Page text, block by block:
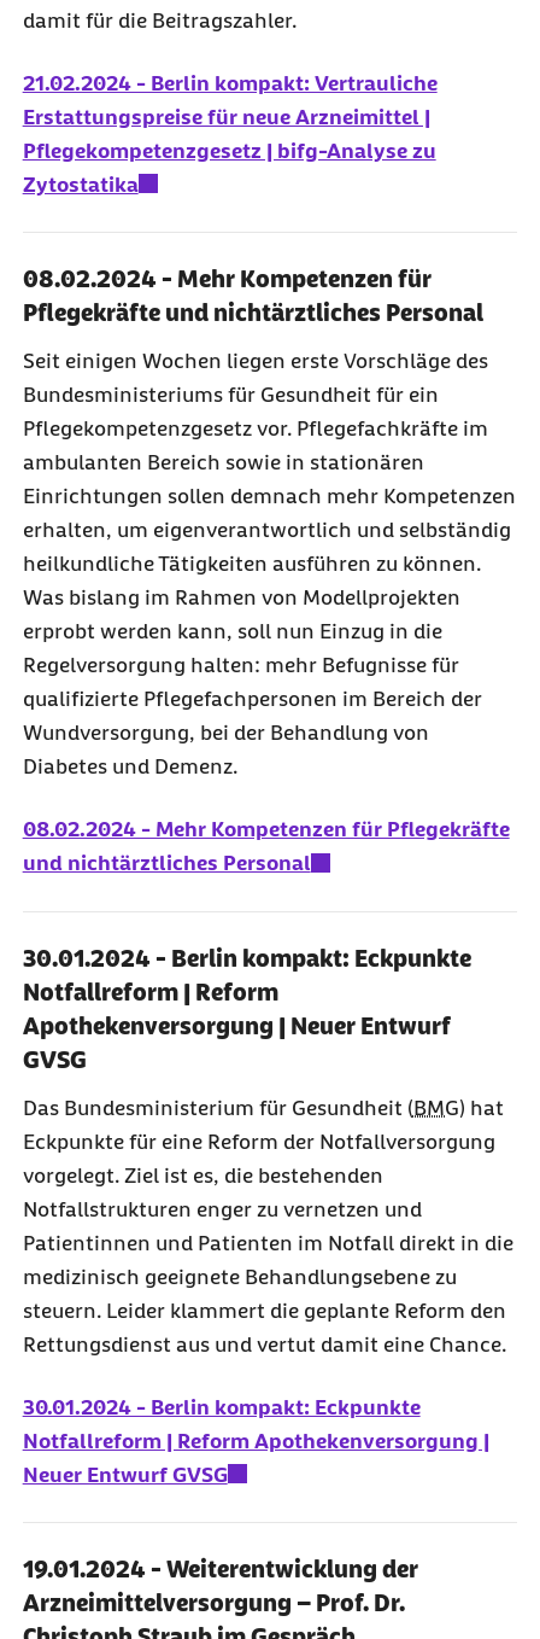
damit für die Beitragszahler.
21.02.2024 - Berlin kompakt: Vertrauliche
Erstattungspreise für neue Arzneimittel |
Pflegekompetenzgesetz | bifg-Analyse zu
Zytostatika
08.02.2024 - Mehr Kompetenzen für
Pflegekräfte und nichtärztliches Personal
Seit einigen Wochen liegen erste Vorschläge des
Bundesministeriums für Gesundheit für ein
Pflegekompetenzgesetz vor. Pflegefachkräfte im
ambulanten Bereich sowie in stationären
Einrichtungen sollen demnach mehr Kompetenzen
erhalten, um eigenverantwortlich und selbständig
heilkundliche Tätigkeiten ausführen zu können.
Was bislang im Rahmen von Modellprojekten
erprobt werden kann, soll nun Einzug in die
Regelversorgung halten: mehr Befugnisse für
qualifizierte Pflegefachpersonen im Bereich der
Wundversorgung, bei der Behandlung von
Diabetes und Demenz.
08.02.2024 - Mehr Kompetenzen für Pflegekräfte
und nichtärztliches Personal
30.01.2024 - Berlin kompakt: Eckpunkte
Notfallreform | Reform
Apothekenversorgung | Neuer Entwurf
GVSG
Das Bundesministerium für Gesundheit (BMG) hat
Eckpunkte für eine Reform der Notfallversorgung
vorgelegt. Ziel ist es, die bestehenden
Notfallstrukturen enger zu vernetzen und
Patientinnen und Patienten im Notfall direkt in die
medizinisch geeignete Behandlungsebene zu
steuern. Leider klammert die geplante Reform den
Rettungsdienst aus und vertut damit eine Chance.
30.01.2024 - Berlin kompakt: Eckpunkte
Notfallreform | Reform Apothekenversorgung |
Neuer Entwurf GVSG
19.01.2024 - Weiterentwicklung der
Arzneimittelversorgung – Prof. Dr.